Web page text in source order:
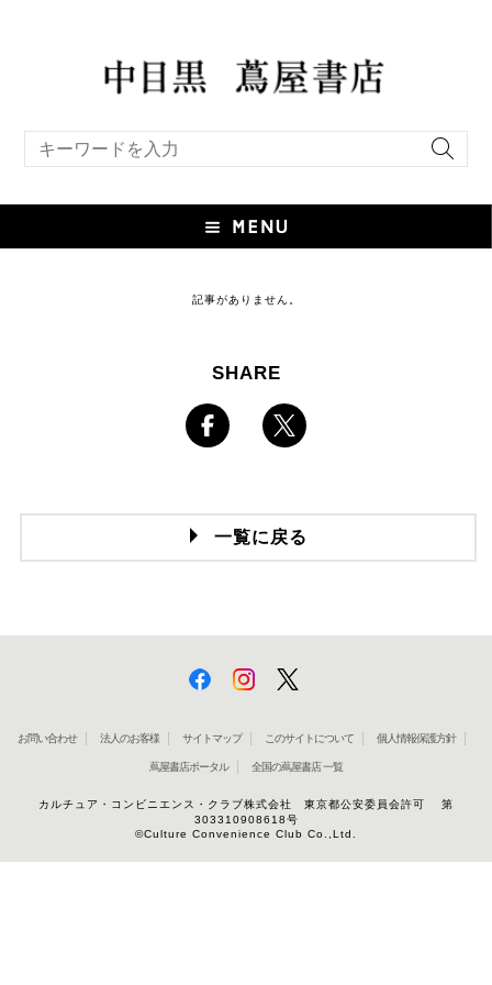
記事がありません。
SHARE
一覧に戻る
お問い合わせ 法人のお客様 サイトマップ このサイトについて 個人情報保護方針
蔦屋書店ポータル 全国の蔦屋書店 一覧
カルチュア・コンビニエンス・クラブ株式会社 東京都公安委員会許可 第
303310908618号
©Culture Convenience Club Co.,Ltd.